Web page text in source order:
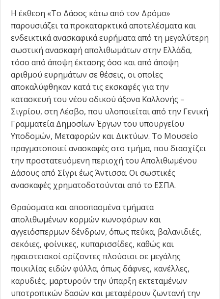
Η έκθεση «Tο Δάσος κάτω από τον Δρόμο»
παρουσιάζει τα προκαταρκτικά αποτελέσματα και
ενδεικτικά ανασκαφικά ευρήματα από τη μεγαλύτερη
σωστική ανασκαφή απολιθωμάτων στην Ελλάδα,
τόσο από άποψη έκτασης όσο και από άποψη
αριθμού ευρημάτων σε θέσεις, οι οποίες
αποκαλύφθηκαν κατά τις εκσκαφές για την
κατασκευή του νέου οδικού άξονα Καλλονής –
Σιγρίου, στη Λέσβο, που υλοποιείται από την Γενική
Γραμματεία Δημοσίων Έργων του υπουργείου
Υποδομών, Μεταφορών και Δικτύων. Το Μουσείο
πραγματοποιεί ανασκαφές στο τμήμα, που διασχίζει
την προστατευόμενη περιοχή του Απολιθωμένου
Δάσους από Σίγρι έως Άντισσα. Οι σωστικές
ανασκαφές χρηματοδοτούνται από το ΕΣΠΑ.
Θραύσματα και αποσπασμένα τμήματα
απολιθωμένων κορμών κωνοφόρων και
αγγειόσπερμων δένδρων, όπως πεύκα, βαλανιδιές,
σεκόιες, φοίνικες, κυπαρισσίδες, καθώς και
ηφαιστειακοί ορίζοντες πλούσιοι σε μεγάλης
ποικιλίας ειδών φύλλα, όπως δάφνες, κανέλλες,
καρυδιές, μαρτυρούν την ύπαρξη εκτεταμένων
υποτροπικών δασών και μεταφέρουν ζωντανή την